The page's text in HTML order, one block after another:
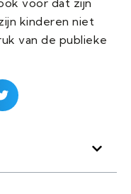
kinderen niet
van de publieke